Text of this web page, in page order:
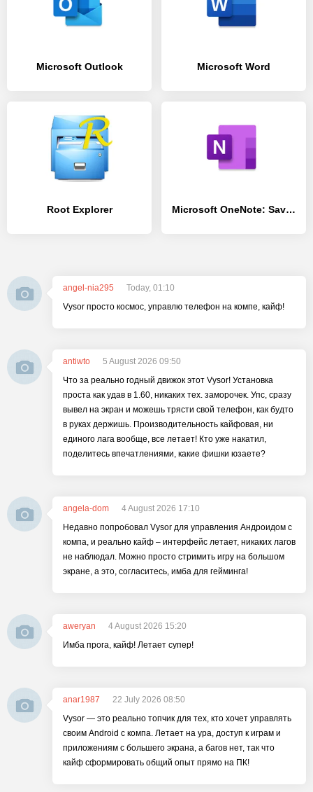
Microsoft Outlook Microsoft Word
Root Explorer Microsoft OneNote: Save Notes
angel-nia295
Today, 01:10
Vysor просто космос, управлю телефон на компе, кайф!
antiwto
5 August 2026 09:50
Что за реально годный движок этот Vysor! Установка
проста как удав в 1.60, никаких тех. заморочек. Упс, сразу
вывел на экран и можешь трясти свой телефон, как будто
в руках держишь. Производительность кайфовая, ни
единого лага вообще, все летает! Кто уже накатил,
поделитесь впечатлениями, какие фишки юзаете?
angela-dom
4 August 2026 17:10
Недавно попробовал Vysor для управления Андроидом с
компа, и реально кайф – интерфейс летает, никаких лагов
не наблюдал. Можно просто стримить игру на большом
экране, а это, согласитесь, имба для гейминга!
aweryan
4 August 2026 15:20
Имба прога, кайф! Летает супер!
anar1987
22 July 2026 08:50
Vysor — это реально топчик для тех, кто хочет управлять
своим Android с компа. Летает на ура, доступ к играм и
приложениям с большего экрана, а багов нет, так что
кайф сформировать общий опыт прямо на ПК!